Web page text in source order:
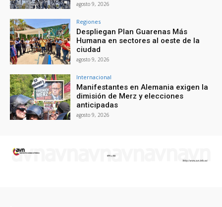
agosto 9, 2026
Regiones
Despliegan Plan Guarenas Más
Humana en sectores al oeste de la
ciudad
agosto 9, 2026
Internacional
Manifestantes en Alemania exigen la
dimisión de Merz y elecciones
anticipadas
agosto 9, 2026